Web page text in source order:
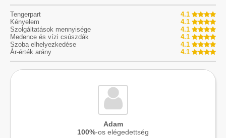
Tengerpart
4.1
Kényelem
4.1
Szolgáltatások mennyisége
4.1
Medence és vízi csúszdák
4.1
Szoba elhelyezkedése
4.1
Ár-érték arány
4.1
Adam
100%-os elégedettség